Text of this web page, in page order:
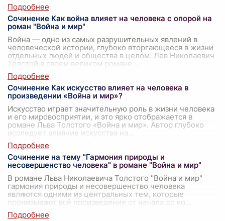
Сочинение Как война влияет на человека с опорой на
роман "Война и мир"
Война — одно из самых разрушительных явлений в
человеческой истории, глубоко вторгающееся в жизни
отдельных людей и общества в целом. Лев Николаевич
Толстой в своем великом романе
Сочинение Как искусство влияет на человека в
произведении «Война и мир»?
Искусство играет значительную роль в жизни человека
и его мировосприятии, и это ярко отображается в
романе Льва Толстого «Война и мир». Автор глубоко
исследует влияние искусства на
Сочинение на тему "Гармония природы и
несовершенство человека" в романе "Война и мир"
В романе Льва Николаевича Толстого "Война и мир"
гармония природы и несовершенство человека
являются одними из центральных тем, которые
пронизывают всё произведение от начала до ко